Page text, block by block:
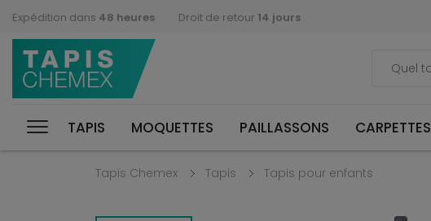
Expédition dans 48 heures Droit de retour 14 jours
TAPIS MOQUETTES PAILLASSONS CARPETTES
Tapis Chemex Tapis Tapis pour enfants